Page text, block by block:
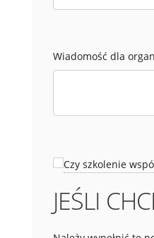
Wiadomość dla
Czy szkolenie
JEŚLI